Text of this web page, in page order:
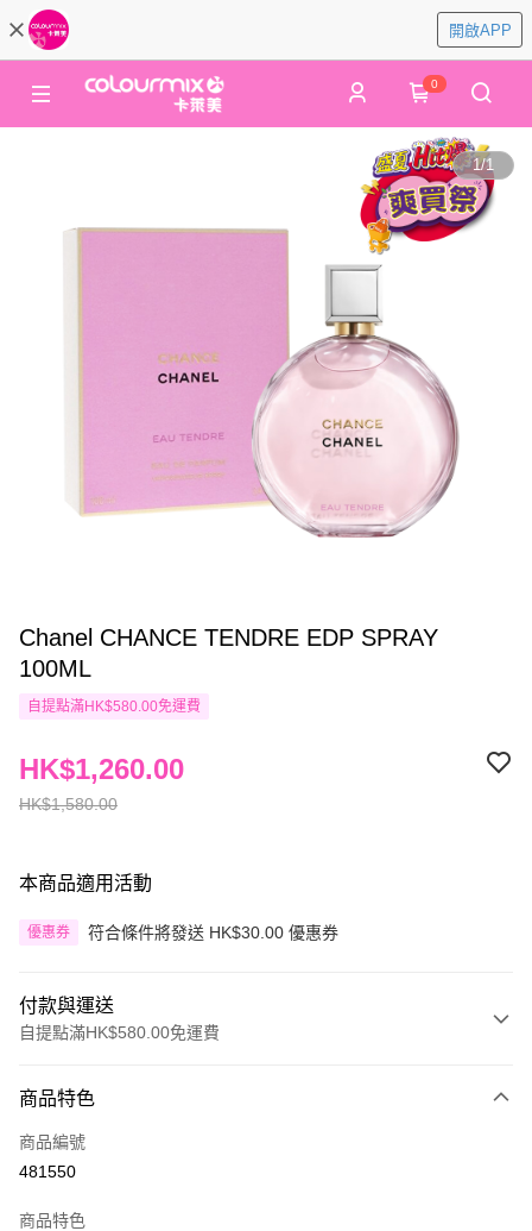
開啟APP
0
1/1
Chanel CHANCE TENDRE EDP SPRAY
100ML
自提點滿HK$580.00免運費
HK$1,580.00
HK$1,260.00
本商品適用活動
優惠券 符合條件將發送 HK$30.00 優惠券
付款與運送
自提點滿HK$580.00免運費
信用卡
Apple Pay
商品特色
商品編號
481550
商品特色